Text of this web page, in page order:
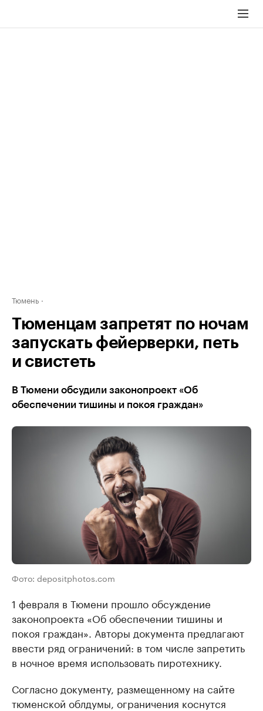
Тюмень
Тюменцам запретят по ночам
запускать фейерверки, петь
и свистеть
В Тюмени обсудили законопроект «Об
обеспечении тишины и покоя граждан»
Фото: depositphotos.com
1 февраля в Тюмени прошло обсуждение
законопроекта «Об обеспечении тишины и
покоя граждан». Авторы документа предлагают
ввести ряд ограничений: в том числе запретить
в ночное время использовать пиротехнику.
Согласно документу, размещенному на сайте
тюменской облдумы, ограничения коснутся